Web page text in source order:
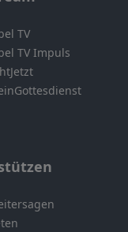
TV
TV Impuls